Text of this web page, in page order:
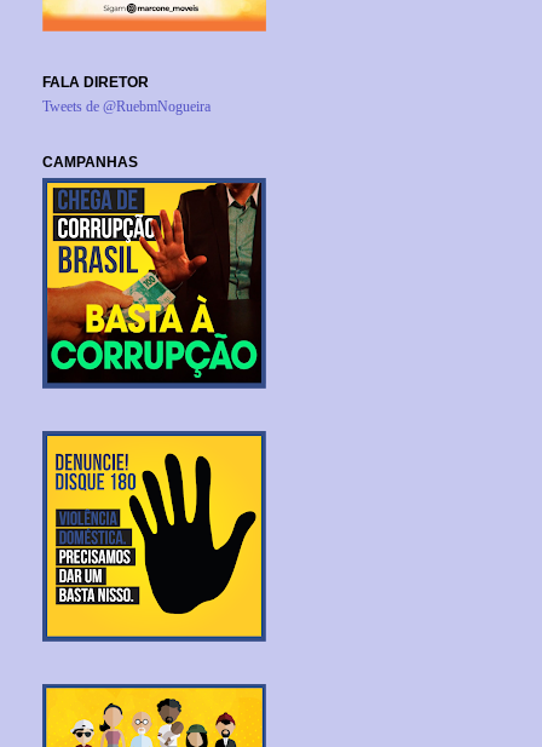
FALA DIRETOR
Tweets de @RuebmNogueira
CAMPANHAS